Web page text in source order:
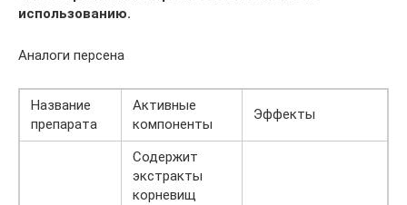
использованию.
Аналоги персена
Название
препарата
Активные
компоненты
Эффекты
Содержит
экстракты
корневищ